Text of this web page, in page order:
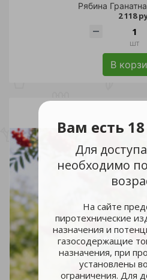
Вам есть
Для
необходимо
На сайте
пиротехнические
назначения и
газосодержащие
назначения, при
установлены
ограничения. Для
Рябина
2 118
шт
В